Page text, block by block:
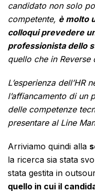
candidato non solo
competente, è molto
colloqui prevedere
professionista dello
quello che in Reverse
L’esperienza dell’HR
l’affiancamento di un
delle competenze
presentare al Line
Arriviamo quindi alla
la ricerca sia stata
stata gestita in
quello in cui il